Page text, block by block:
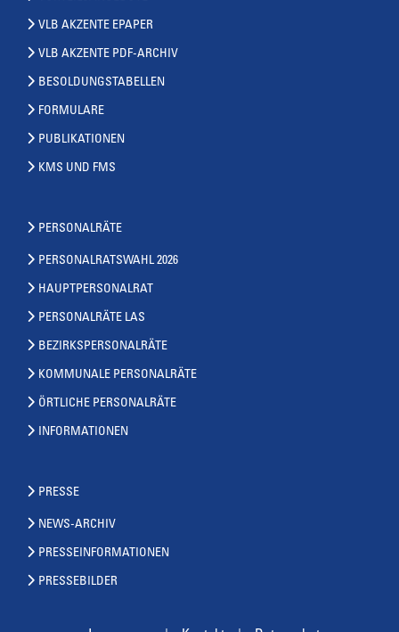
VLB AKZENTE EPAPER
VLB AKZENTE PDF-ARCHIV
BESOLDUNGSTABELLEN
FORMULARE
PUBLIKATIONEN
KMS UND FMS
PERSONALRÄTE
PERSONALRATSWAHL 2026
HAUPTPERSONALRAT
PERSONALRÄTE LAS
BEZIRKSPERSONALRÄTE
KOMMUNALE PERSONALRÄTE
ÖRTLICHE PERSONALRÄTE
INFORMATIONEN
PRESSE
NEWS-ARCHIV
PRESSEINFORMATIONEN
PRESSEBILDER